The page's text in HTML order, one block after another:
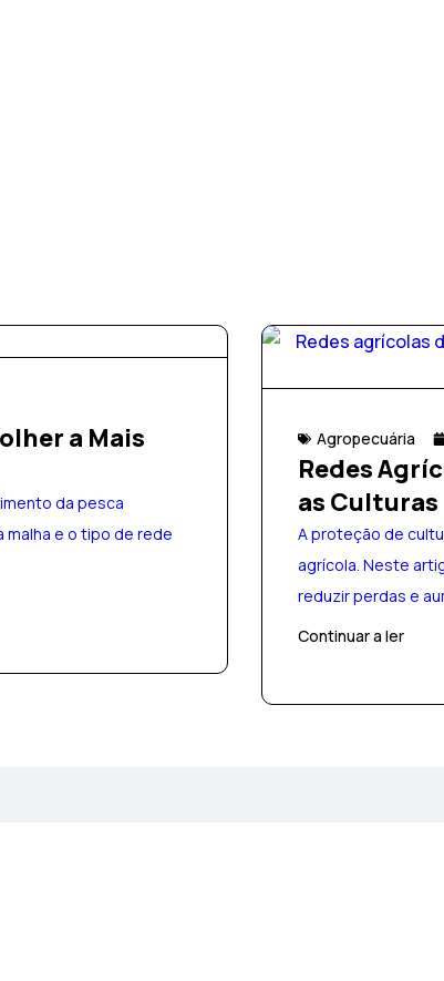
a Mais
da pesca
malha e o tipo de rede
Agropecuária
Redes
as Culturas
A proteção de
agrícola. Neste
reduzir perdas e
Continuar a ler